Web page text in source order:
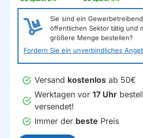
Sie sind ein
öffentlichen Sektor tätig und
größere Menge bestellen?
Fordern Sie ein unverbindliches
Versand kostenlos ab 50€
Werktagen vor 17 Uhr
versendet!
Immer der beste Preis